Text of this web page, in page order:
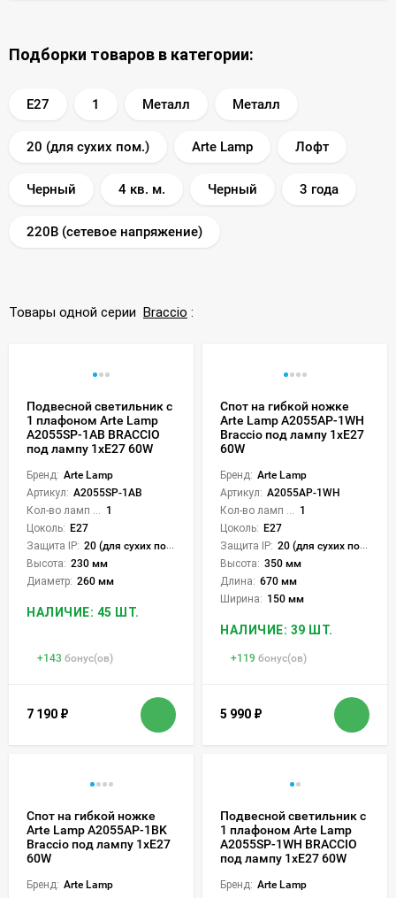
Подборки товаров в категории:
E27 1 Металл Металл
20 (для сухих пом.) Arte Lamp Лофт
Черный 4 кв. м. Черный 3 года
220В (сетевое напряжение)
Товары одной серии Braccio :
Подвесной светильник с
1 плафоном Arte Lamp
A2055SP-1AB BRACCIO
под лампу 1xE27 60W
Бренд: Arte Lamp
Артикул: A2055SP-1AB
1
Цоколь: E27
Защита IP: 20 (для сухих пом.)
Высота: 230 мм
Диаметр: 260 мм
НАЛИЧИЕ: 45 ШТ.
+143 бонус(ов)
7 190 ₽
Спот на гибкой ножке
Arte Lamp A2055AP-1WH
Braccio под лампу 1xE27
60W
Бренд: Arte Lamp
Артикул: A2055AP-1WH
1
Цоколь: E27
Защита IP: 20 (для сухих пом.)
Высота: 350 мм
Длина: 670 мм
Ширина: 150 мм
НАЛИЧИЕ: 39 ШТ.
+119 бонус(ов)
5 990 ₽
Спот на гибкой ножке
Arte Lamp A2055AP-1BK
Braccio под лампу 1xE27
60W
Бренд: Arte Lamp
Подвесной светильник с
1 плафоном Arte Lamp
A2055SP-1WH BRACCIO
под лампу 1xE27 60W
Бренд: Arte Lamp